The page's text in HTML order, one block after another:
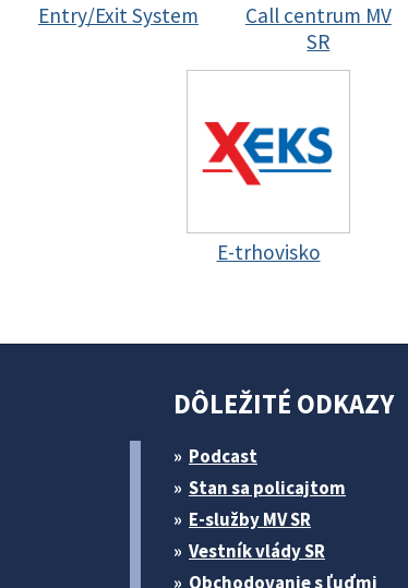
Entry/Exit System
Call centrum MV
SR
E-trhovisko
DÔLEŽITÉ ODKAZY
Podcast
Stan sa policajtom
E-služby MV SR
Vestník vlády SR
Obchodovanie s ľuďmi